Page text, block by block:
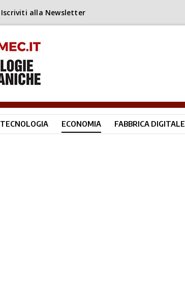
Iscriviti alla Newsletter
TECNOLOGIA ECONOMIA FABBRICA DIGITALE